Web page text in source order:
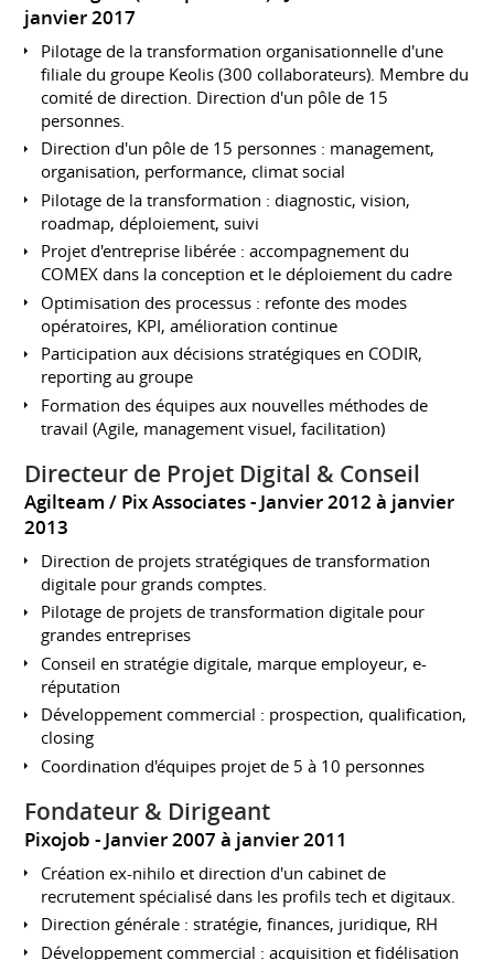
janvier 2017
Pilotage de la transformation organisationnelle d'une
filiale du groupe Keolis (300 collaborateurs). Membre du
comité de direction. Direction d'un pôle de 15
personnes.
Direction d'un pôle de 15 personnes : management,
organisation, performance, climat social
Pilotage de la transformation : diagnostic, vision,
roadmap, déploiement, suivi
Projet d'entreprise libérée : accompagnement du
COMEX dans la conception et le déploiement du cadre
Optimisation des processus : refonte des modes
opératoires, KPI, amélioration continue
Participation aux décisions stratégiques en CODIR,
reporting au groupe
Formation des équipes aux nouvelles méthodes de
travail (Agile, management visuel, facilitation)
Directeur de Projet Digital & Conseil
Agilteam / Pix Associates
Janvier 2012 à janvier
2013
Direction de projets stratégiques de transformation
digitale pour grands comptes.
Pilotage de projets de transformation digitale pour
grandes entreprises
Conseil en stratégie digitale, marque employeur, e-
réputation
Développement commercial : prospection, qualification,
closing
Coordination d'équipes projet de 5 à 10 personnes
Fondateur & Dirigeant
Pixojob Janvier 2007 à janvier 2011
Création ex-nihilo et direction d'un cabinet de
recrutement spécialisé dans les profils tech et digitaux.
Direction générale : stratégie, finances, juridique, RH
Développement commercial : acquisition et fidélisation